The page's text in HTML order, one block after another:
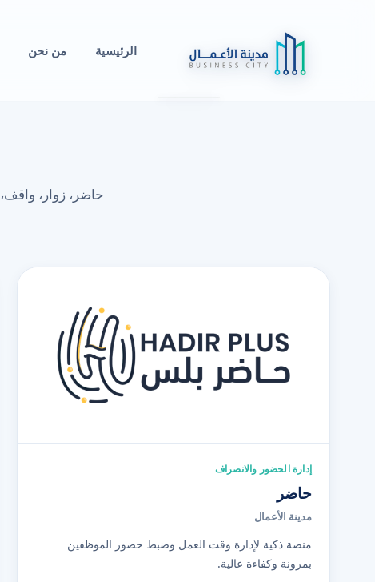
الرئيسية من نحن
إدارة الحضور والانصراف
حاضر
مدينة الأعمال
منصة ذكية لإدارة وقت العمل وضبط حضور الموظفين
بمرونة وكفاءة عالية.